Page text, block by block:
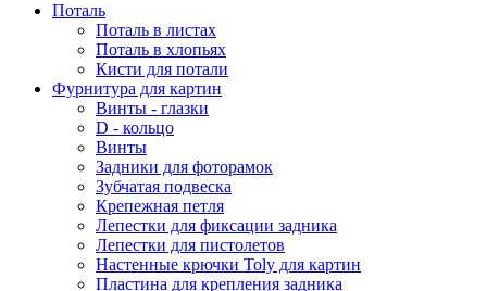
Поталь
Поталь в листах
Поталь в хлопьях
Кисти для потали
Фурнитура для картин
Винты - глазки
D - кольцо
Винты
Задники для фоторамок
Зубчатая подвеска
Крепежная петля
Лепестки для фиксации задника
Лепестки для пистолетов
Настенные крючки Toly для картин
Пластина для крепления задника